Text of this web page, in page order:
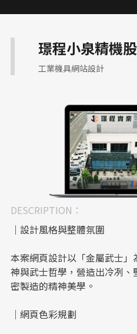
璟程小泉精機
工業機具網站設計
DESCRIPTION：
｜設計風格與整體氛圍
本案網頁設計以「金屬武士
神與武士哲學，營造出冷冽
密製造的精神美學。
｜網頁色彩規劃